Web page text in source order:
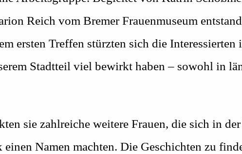
Reich vom Bremer Frauenmuseum
ersten Treffen stürzten sich die Interessierten
Stadtteil viel bewirkt haben – sowohl in
sie zahlreiche weitere Frauen, die sich in
Namen machten. Die Geschichten zu